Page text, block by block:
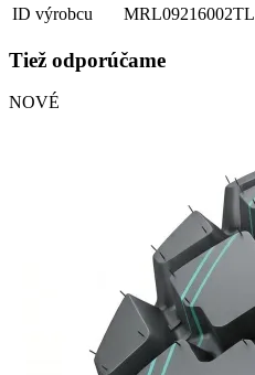
ID výrobcu
MRL09216002TL
Tiež odporúčame
NOVÉ